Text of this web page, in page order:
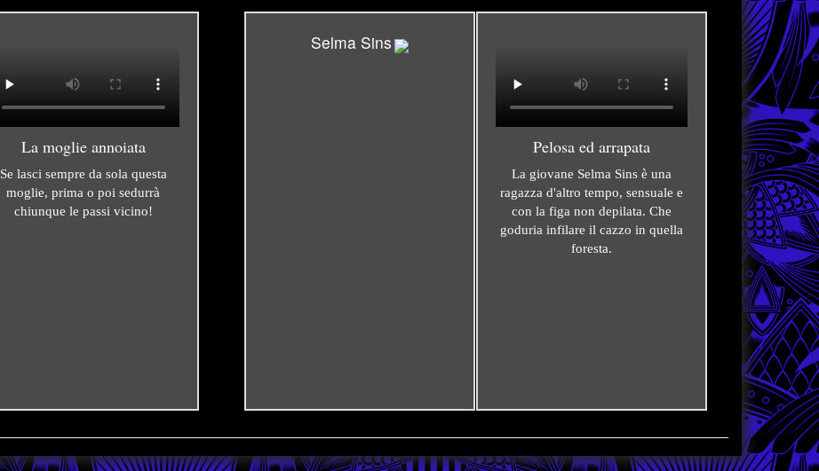
La moglie annoiata
Se lasci sempre da sola questa
moglie, prima o poi sedurrà
chiunque le passi vicino!
Selma Sins
Pelosa ed arrapata
La giovane Selma Sins è una
ragazza d'altro tempo, sensuale e
con la figa non depilata. Che
goduria infilare il cazzo in quella
foresta.